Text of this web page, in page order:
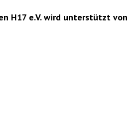
H17 e.V. wird unterstützt von